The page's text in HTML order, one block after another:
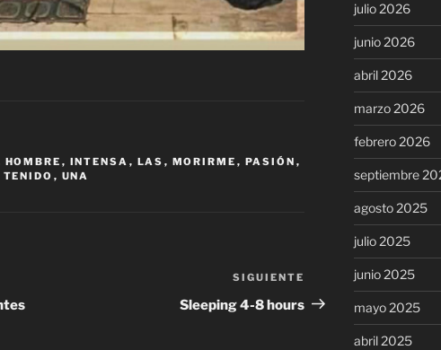
HOMBRE , INTENSA , LAS , MORIRME , PASIÓN ,
TENIDO , UNA
Siguiente
entrada
SIGUIENTE
Sleeping 4-8 hours
julio 2026
junio 2026
abril 2026
marzo 2026
febrero 2026
septiembre
agosto 2025
julio 2025
junio 2025
mayo 2025
abril 2025